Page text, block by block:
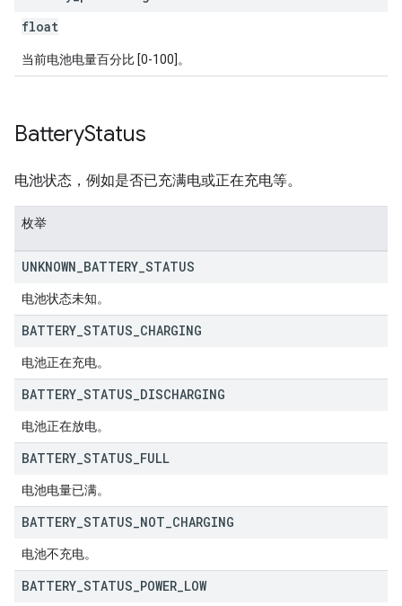
float
当前电池电量百分比 [0-100]。
BatteryStatus
电池状态，例如是否已充满电或正在充电等。
枚举
UNKNOWN BATTERY STATUS
电池状态未知。
BATTERY STATUS CHARGING
电池正在充电。
BATTERY STATUS DISCHARGING
电池正在放电。
BATTERY STATUS FULL
电池电量已满。
BATTERY STATUS NOT CHARGING
电池不充电。
BATTERY STATUS POWER LOW